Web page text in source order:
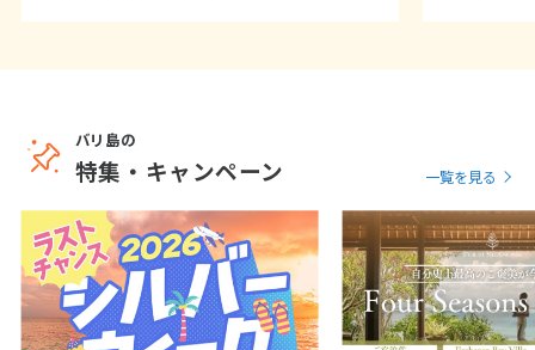
バリ島の
特集・キャンペーン 一覧を見る